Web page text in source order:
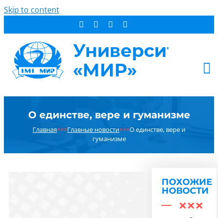
Skip to content
СТУДЕНТУ
ДОПОБРАЗОВАНИЕ
О единстве, вере и гуманизме
Главная×××Главные новости×××О единстве, вере и
гуманизме
ПОХОЖИЕ
НОВОСТИ